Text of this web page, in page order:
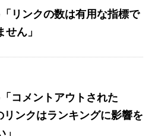
リンクの数は有用な指標で
せん」
コメントアウトされた
リンクはランキングに影響を